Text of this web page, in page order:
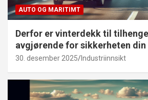
AUTO OG MARITIMT
Derfor er vinterdekk til
avgjørende for sikkerheten
30. desember 2025 Industriinnsikt